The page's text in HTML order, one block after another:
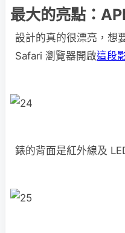
最大的亮點：
設計的真的很漂亮，想
Safari 瀏覽器開啟這段
錶的背面是紅外線及